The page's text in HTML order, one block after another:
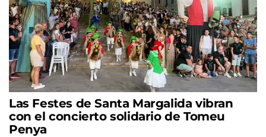
Las Festes de Santa Margalida vibran
con el concierto solidario de Tomeu
Penya